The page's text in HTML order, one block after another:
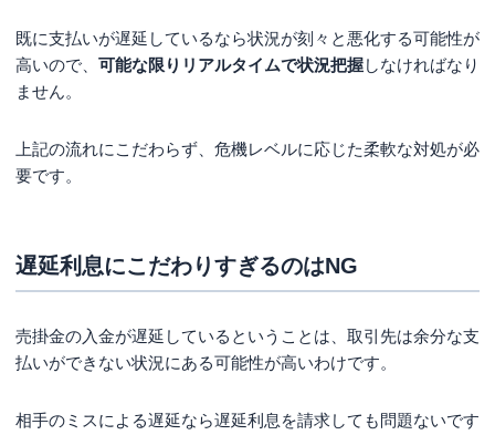
既に支払いが遅延しているなら状況が刻々と悪化する可能性が
高いので、 可能な限りリアルタイムで状況把握しなければなり
ません。
上記の流れにこだわらず、危機レベルに応じた柔軟な対処が必
要です。
遅延利息にこだわりすぎるのはNG
売掛金の入金が遅延しているということは、取引先は余分な支
払いができない状況にある可能性が高いわけです。
相手のミスによる遅延なら遅延利息を請求しても問題ないです